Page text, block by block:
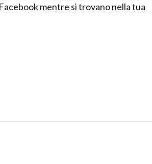
mentre si trovano nella tua